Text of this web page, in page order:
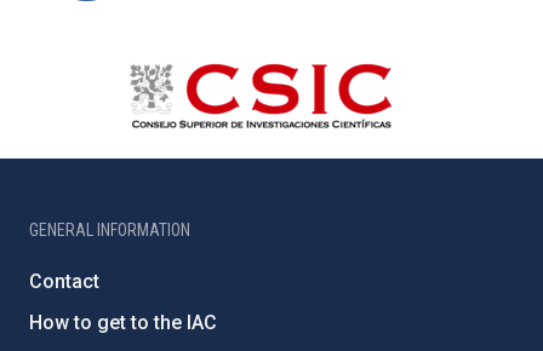
GENERAL INFORMATION
Contact
How to get to the IAC